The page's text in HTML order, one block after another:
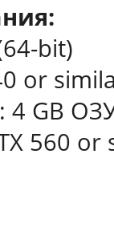
bit)
or
4 GB
560 or